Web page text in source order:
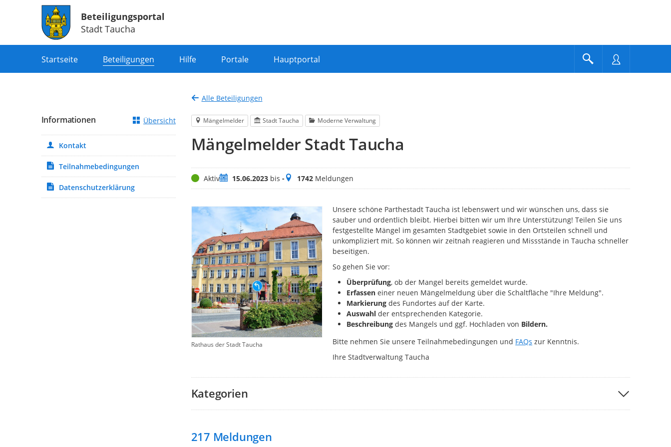
Beteiligungsportal
Stadt Taucha
Startseite Beteiligungen Hilfe Portale Hauptportal
Alle Beteiligungen
Mängelmelder Stadt Taucha Moderne Verwaltung
Mängelmelder Stadt Taucha
StatusAktivZeitraum
15.06.2023bis -Meldungen
1742Meldungen
Rathaus der Stadt Taucha
Unsere schöne Parthestadt Taucha ist lebenswert und wir wünschen uns, dass sie
sauber und ordentlich bleibt. Hierbei bitten wir um Ihre Unterstützung! Teilen Sie uns
festgestellte Mängel im gesamten Stadtgebiet sowie in den Ortsteilen schnell und
unkompliziert mit. So können wir zeitnah reagieren und Missstände in Taucha schneller
beseitigen.
So gehen Sie vor:
Überprüfung, ob der Mangel bereits gemeldet wurde.
Erfassen einer neuen Mängelmeldung über die Schaltfläche "Ihre Meldung".
Markierung des Fundortes auf der Karte.
Auswahl der entsprechenden Kategorie.
Beschreibung des Mangels und ggf. Hochladen von Bildern.
Bitte nehmen Sie unsere Teilnahmebedingungen und FAQs zur Kenntnis.
Ihre Stadtverwaltung Taucha
Kategorien
217 Meldungen
Informationen Übersicht
Kontakt
Teilnahmebedingungen
Datenschutzerklärung